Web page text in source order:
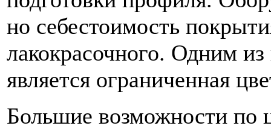
но себестоимость
лакокрасочного. Одним из
является ограниченная
Большие возможности по